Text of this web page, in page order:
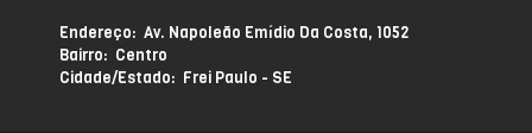
Endereço: Av. Napoleão Emídio Da Costa, 1052
Bairro: Centro
Cidade/Estado: Frei Paulo - SE